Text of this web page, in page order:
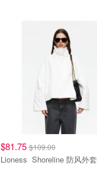
$81.75$109.00
Lioness Shoreline 防风外套